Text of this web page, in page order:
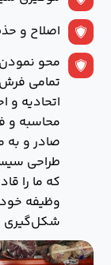
اصلاح و
محو
تمامی
اتحادیه و
محاسبه و
صادر و به
طراحی
كه ما را
وظيفه خود
شكل‌گيری